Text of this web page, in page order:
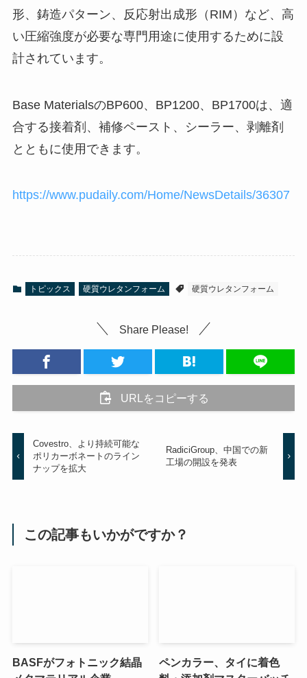
形、鋳造パターン、反応射出成形（RIM）など、高
い圧縮強度が必要な専門用途に使用するために設
計されています。
Base MaterialsのBP600、BP1200、BP1700は、適
合する接着剤、補修ペースト、シーラー、剥離剤
とともに使用できます。
https://www.pudaily.com/Home/NewsDetails/36307
トピックス 硬質ウレタンフォーム 硬質ウレタンフォーム
Share Please!
URLをコピーする
Covestro、より持続可能な
ポリカーボネートのライン
ナップを拡大
RadiciGroup、中国での新
工場の開設を発表
この記事もいかがですか？
BASFがフォトニック結晶
ペンカラー、タイに着色